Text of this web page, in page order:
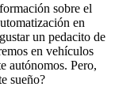
sobre el
en
un pedacito de
en vehículos
autónomos. Pero,
sueño?